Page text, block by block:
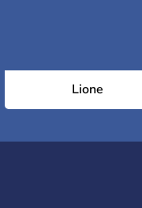
Lione